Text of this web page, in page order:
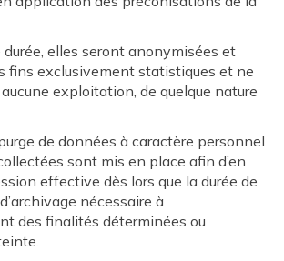
elles seront anonymisées et
fins exclusivement statistiques et ne
exploitation, de quelque nature
de données à caractère personnel
sont mis en place afin d’en
effective dès lors que la durée de
nécessaire à
des finalités déterminées ou